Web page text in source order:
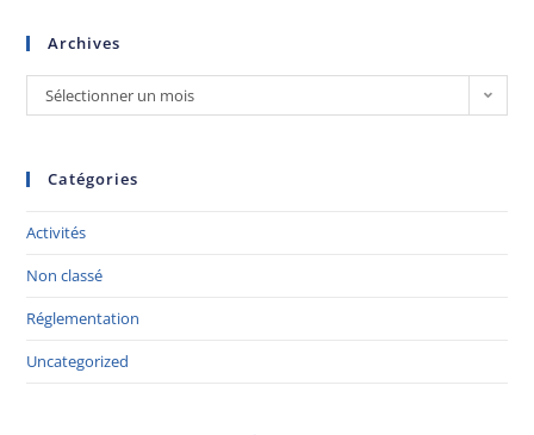
Archives
Sélectionner un mois
Catégories
Activités
Non classé
Réglementation
Uncategorized